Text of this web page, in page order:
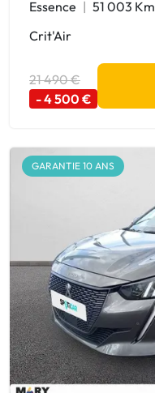
Essence 51 003 Km
Crit'Air
21 490 €
- 4 500 €
GARANTIE 10 ANS